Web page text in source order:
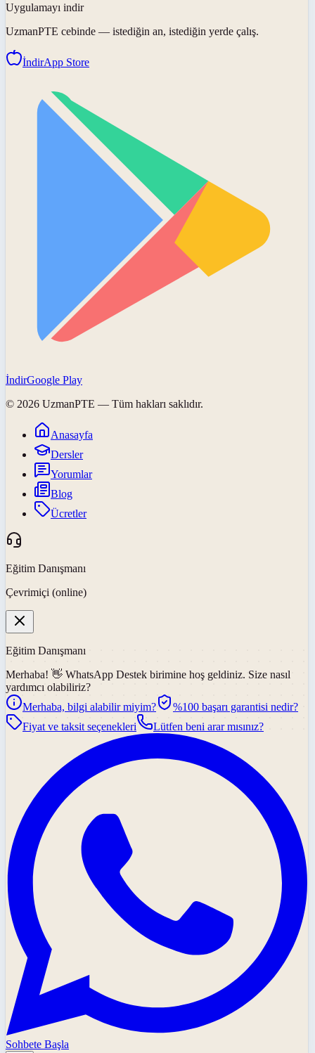
Uygulamayı indir
UzmanPTE cebinde — istediğin an, istediğin yerde çalış.
İndirApp Store
İndirGoogle Play
© 2026 UzmanPTE — Tüm hakları saklıdır.
Anasayfa
Dersler
Yorumlar
Blog
Ücretler
Eğitim Danışmanı
Çevrimiçi (online)
Eğitim Danışmanı
Merhaba! 👋 WhatsApp Destek birimine hoş geldiniz. Size nasıl
yardımcı olabiliriz?
Merhaba, bilgi alabilir miyim?
%100 başarı garantisi nedir?
Fiyat ve taksit seçenekleri
Lütfen beni arar mısınız?
Sohbete Başla